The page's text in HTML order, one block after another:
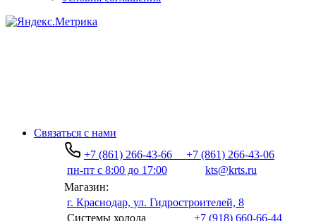
Связаться с нами
+7 (861) 266-43-66
+7 (861) 266-43-06
пн-пт с 8:00 до 17:00
kts@krts.ru
Магазин:
г. Краснодар, ул. Гидростроителей, 8
Системы холода
+7 (918) 660-66-44